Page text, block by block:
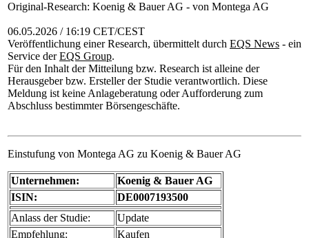
Original-Research: Koenig & Bauer AG - von Montega AG
06.05.2026 / 16:19 CET/CEST
Veröffentlichung einer Research, übermittelt durch EQS News - ein
Service derEQS Group.
Für den Inhalt der Mitteilung bzw. Research ist alleine der
Herausgeber bzw. Ersteller der Studie verantwortlich. Diese
Meldung ist keine Anlageberatung oder Aufforderung zum
Abschluss bestimmter Börsengeschäfte.
Einstufung von Montega AG zu Koenig & Bauer AG
Unternehmen:
Koenig & Bauer AG
ISIN:
DE0007193500
Anlass der Studie:
Update
Empfehlung:
Kaufen